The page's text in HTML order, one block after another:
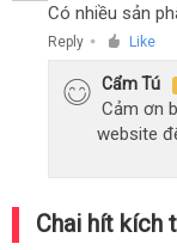
Có nhiều sản
Reply ● Like
Cẩm Tú
Cảm ơn
website
Chai hít kích